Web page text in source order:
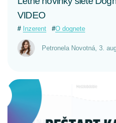
VIDEO
Inzerent O dognete
Petronela Novotná, 3.